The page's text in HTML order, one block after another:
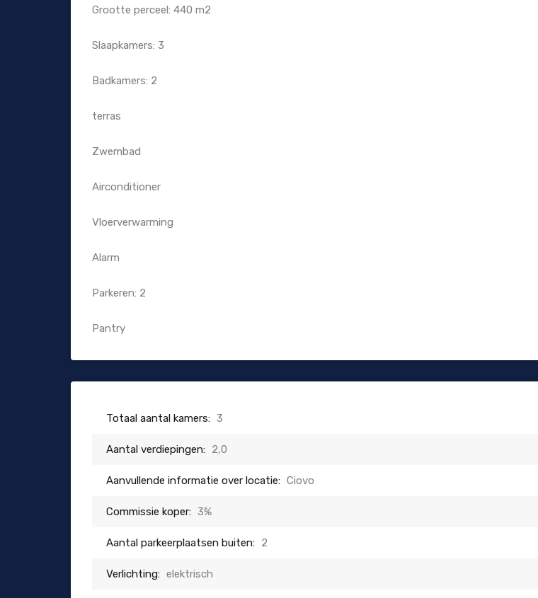
Grootte perceel: 440 m2
Slaapkamers: 3
Badkamers: 2
terras
Zwembad
Airconditioner
Vloerverwarming
Alarm
Parkeren: 2
Pantry
Totaal aantal kamers: 3
Aantal verdiepingen: 2,0
Aanvullende informatie over locatie: Ciovo
Commissie koper: 3%
Aantal parkeerplaatsen buiten: 2
Verlichting: elektrisch